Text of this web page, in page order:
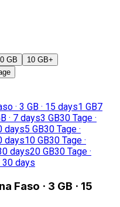
GB 10 GB+
· 3 GB · 15 days1 GB7
· 7 days3 GB30 Tage ·
days5 GB30 Tage ·
days10 GB30 Tage ·
days20 GB30 Tage ·
30 days
Faso · 3 GB · 15